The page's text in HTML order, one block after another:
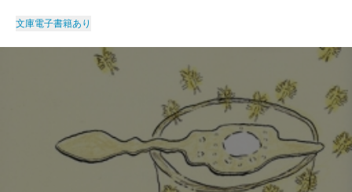
文庫電子書籍あり